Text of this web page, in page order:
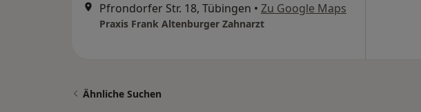
Pfrondorfer Str. 18, Tübingen • Zu Google Maps
Praxis Frank Altenburger Zahnarzt
Ähnliche Suchen